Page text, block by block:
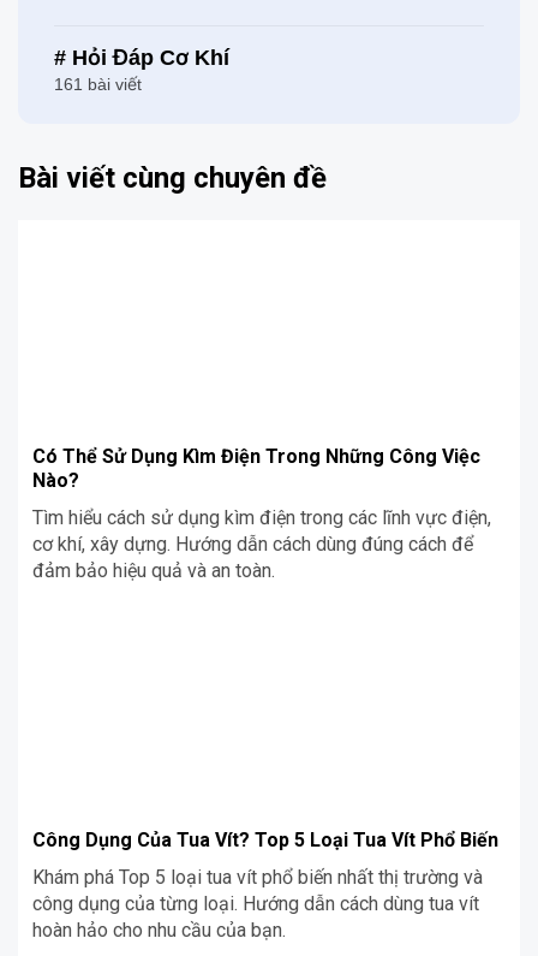
# Hỏi Đáp Cơ Khí
161 bài viết
Bài viết cùng chuyên đề
Có Thể Sử Dụng Kìm Điện Trong Những Công Việc
Nào?
Tìm hiểu cách sử dụng kìm điện trong các lĩnh vực điện,
cơ khí, xây dựng. Hướng dẫn cách dùng đúng cách để
đảm bảo hiệu quả và an toàn.
Công Dụng Của Tua Vít? Top 5 Loại Tua Vít Phổ Biến
Khám phá Top 5 loại tua vít phổ biến nhất thị trường và
công dụng của từng loại. Hướng dẫn cách dùng tua vít
hoàn hảo cho nhu cầu của bạn.